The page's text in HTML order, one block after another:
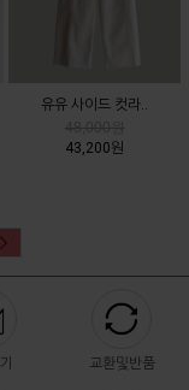
유유 사이드 컷라..
43,200원
교환및반품